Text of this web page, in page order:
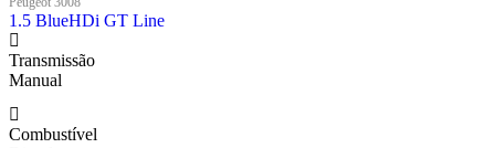
1.5 BlueHDi GT Line
Transmissão
Manual
Combustível